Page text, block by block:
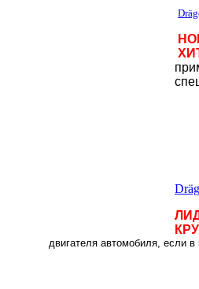
двигателя автомобиля, если